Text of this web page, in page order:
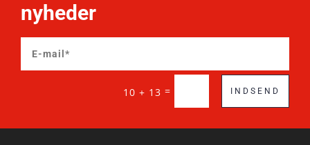
nyheder
10 + 13 = INDSEND